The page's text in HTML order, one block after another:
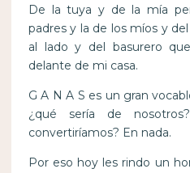
De la tuya y de la mía
padres y la de los míos y
al lado y del basurero
delante de mi casa.
G A N A S es un gran
¿qué sería de
convertiríamos? En nada.
Por eso hoy les rindo un